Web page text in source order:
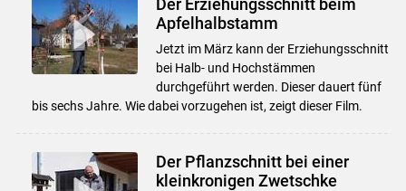
Der Erziehungsschnitt beim
Apfelhalbstamm
Jetzt im März kann der Erziehungsschnitt
bei Halb- und Hochstämmen
durchgeführt werden. Dieser dauert fünf
bis sechs Jahre. Wie dabei vorzugehen ist, zeigt dieser Film.
Der Pflanzschnitt bei einer
kleinkronigen Zwetschke